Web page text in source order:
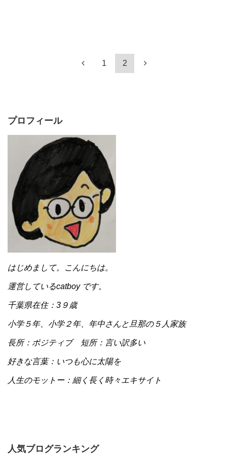
1 2
プロフィール
はじめまして。こんにちは。
運営しているcatboy です。
千葉県在住：3９歳
小学５年、小学２年、年中さんと旦那の５人家族
長所：ポジティブ 短所：言い訳多い
好きな言葉：いつも心に太陽を
人生のモットー：細く長く時々エキサイト
人気ブログランキング